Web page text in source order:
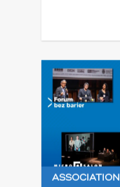
ASSOCIATION